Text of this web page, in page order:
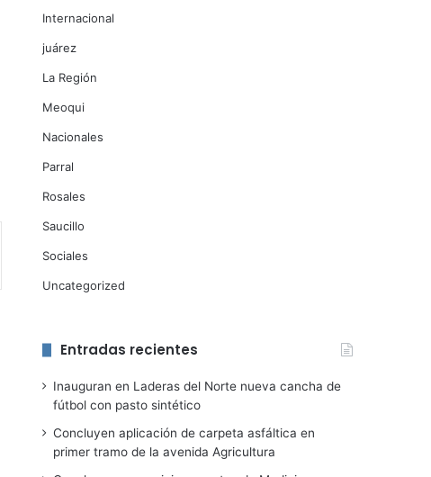
Internacional
juárez
La Región
Meoqui
Nacionales
Parral
Rosales
Saucillo
Sociales
Uncategorized
Entradas recientes
Inauguran en Laderas del Norte nueva cancha de
fútbol con pasto sintético
Concluyen aplicación de carpeta asfáltica en
primer tramo de la avenida Agricultura